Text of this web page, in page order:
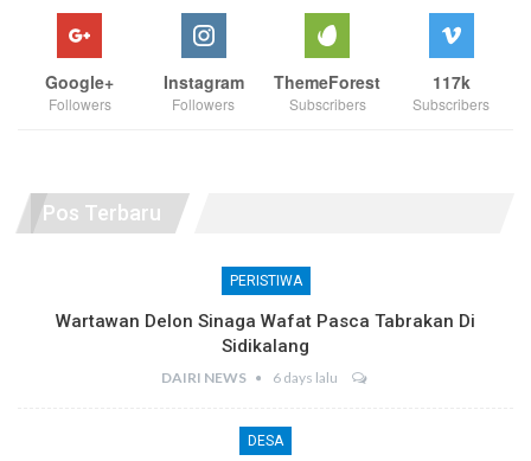
Google+
Followers
Instagram
Followers
ThemeForest
Subscribers
117k
Subscribers
Pos Terbaru
PERISTIWA
Wartawan Delon Sinaga Wafat Pasca Tabrakan Di
Sidikalang
DAIRI NEWS 6 days lalu
DESA